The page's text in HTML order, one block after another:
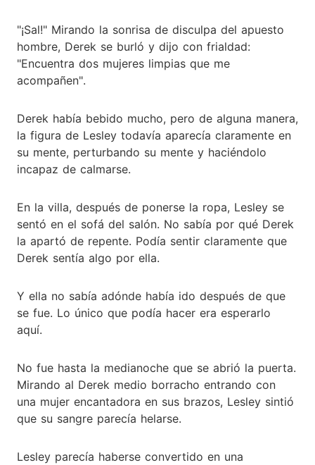
"¡Sal!" Mirando la sonrisa de disculpa del apuesto
hombre, Derek se burló y dijo con frialdad:
"Encuentra dos mujeres limpias que me
acompañen".
Derek había bebido mucho, pero de alguna manera,
la figura de Lesley todavía aparecía claramente en
su mente, perturbando su mente y haciéndolo
incapaz de calmarse.
En la villa, después de ponerse la ropa, Lesley se
sentó en el sofá del salón. No sabía por qué Derek
la apartó de repente. Podía sentir claramente que
Derek sentía algo por ella.
Y ella no sabía adónde había ido después de que
se fue. Lo único que podía hacer era esperarlo
aquí.
No fue hasta la medianoche que se abrió la puerta.
Mirando al Derek medio borracho entrando con
una mujer encantadora en sus brazos, Lesley sintió
que su sangre parecía helarse.
Lesley parecía haberse convertido en una